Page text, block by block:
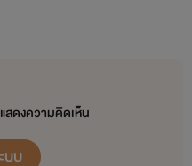
สดงความคิดเห็น
บบ